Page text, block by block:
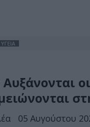
ΥΓΕΙΑ
05 Αυγούστου